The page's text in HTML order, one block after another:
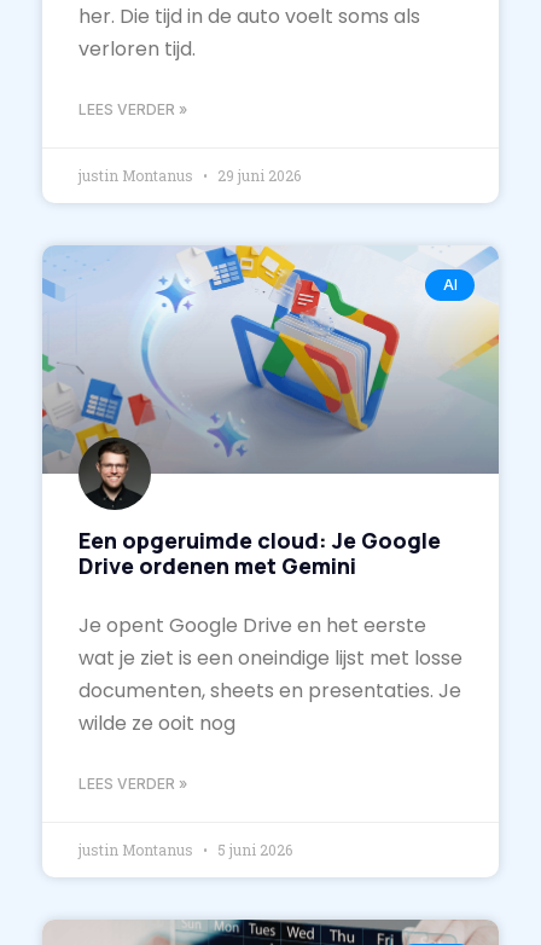
her. Die tijd in de auto voelt soms als
verloren tijd.
LEES VERDER »
justin Montanus 29 juni 2026
AI
Een opgeruimde cloud: Je Google
Drive ordenen met Gemini
Je opent Google Drive en het eerste
wat je ziet is een oneindige lijst met losse
documenten, sheets en presentaties. Je
wilde ze ooit nog
LEES VERDER »
justin Montanus 5 juni 2026